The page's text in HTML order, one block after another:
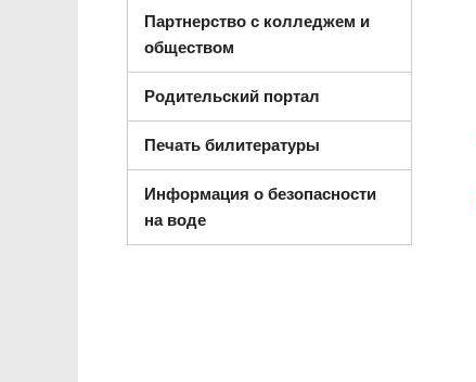
Партнерство с колледжем и
обществом
Родительский портал
Печать билитературы
Информация о безопасности
на воде